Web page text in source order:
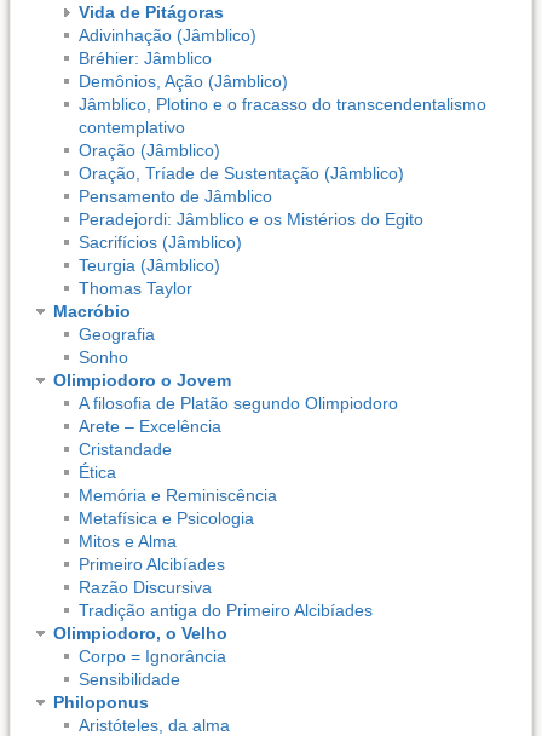
Vida de Pitágoras
Adivinhação (Jâmblico)
Bréhier: Jâmblico
Demônios, Ação (Jâmblico)
Jâmblico, Plotino e o fracasso do transcendentalismo
contemplativo
Oração (Jâmblico)
Oração, Tríade de Sustentação (Jâmblico)
Pensamento de Jâmblico
Peradejordi: Jâmblico e os Mistérios do Egito
Sacrifícios (Jâmblico)
Teurgia (Jâmblico)
Thomas Taylor
Macróbio
Geografia
Sonho
Olimpiodoro o Jovem
A filosofia de Platão segundo Olimpiodoro
Arete – Excelência
Cristandade
Ética
Memória e Reminiscência
Metafísica e Psicologia
Mitos e Alma
Primeiro Alcibíades
Razão Discursiva
Tradição antiga do Primeiro Alcibíades
Olimpiodoro, o Velho
Corpo = Ignorância
Sensibilidade
Philoponus
Aristóteles, da alma